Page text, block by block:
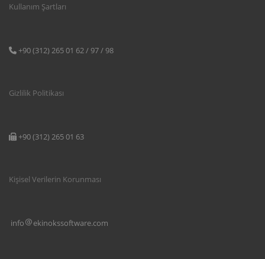
Kullanım Şartları
+90 (312) 265 01 62 / 97 / 98
Gizlilik Politikası
+90 (312) 265 01 63
Kişisel Verilerin Korunması
info ekinokssoftware.com